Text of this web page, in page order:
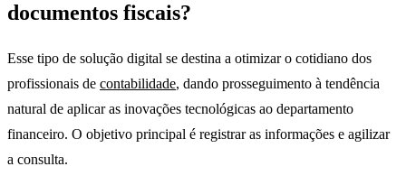
documentos fiscais?
Esse tipo de solução digital se destina a otimizar o cotidiano dos
profissionais de contabilidade, dando prosseguimento à tendência
natural de aplicar as inovações tecnológicas ao departamento
financeiro. O objetivo principal é registrar as informações e agilizar
a consulta.